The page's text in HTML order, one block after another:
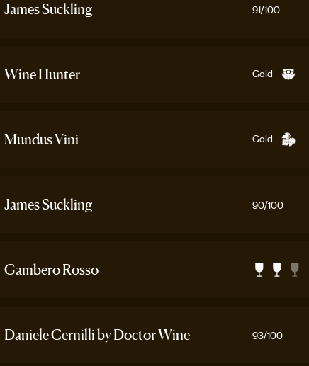
James Suckling 91/100
Wine Hunter Gold
Mundus Vini Gold
James Suckling 90/100
Gambero Rosso
Daniele Cernilli by Doctor Wine 93/100